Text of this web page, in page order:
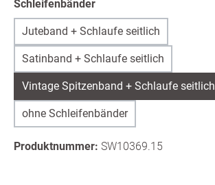
Schleifenbänderauswählen
Juteband + Schlaufe seitlich
Satinband + Schlaufe seitlich
Vintage Spitzenband + Schlaufe seitlich
ohne Schleifenbänder
Produktnummer: SW10369.15